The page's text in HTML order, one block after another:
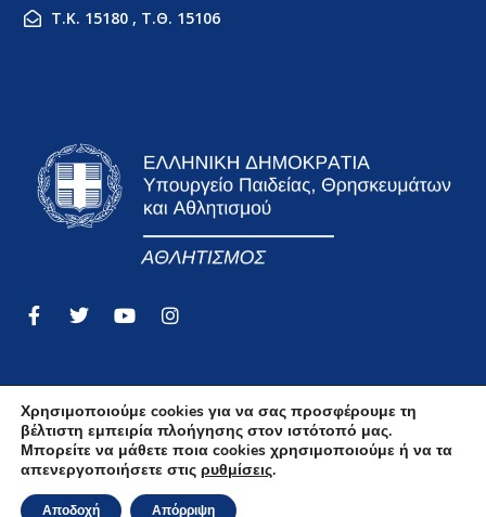
Τ.Κ. 15180 , Τ.Θ. 15106
Όροι Χρήσης
Δήλωση Απορρήτου Και Προστασίας Δεδομένων
Προσωπικού Χαρακτήρα
Χρησιμοποιούμε cookies για να σας προσφέρουμε τη
βέλτιστη εμπειρία πλοήγησης στον ιστότοπό μας.
Μπορείτε να μάθετε ποια cookies χρησιμοποιούμε ή να τα
απενεργοποιήσετε στις ρυθμίσεις.
Αποδοχή Απόρριψη